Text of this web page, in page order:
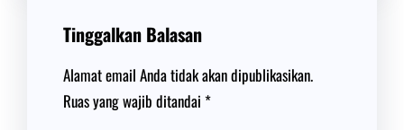
Tinggalkan Balasan
Alamat email Anda tidak akan dipublikasikan.
Ruas yang wajib ditandai *